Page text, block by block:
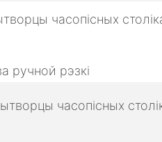
ручной рэзкі